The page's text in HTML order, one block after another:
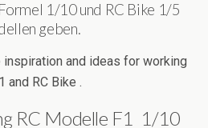
1/10 und RC Bike 1/5
geben.
and ideas for working
and RC Bike .
RC Modelle F1 1/10